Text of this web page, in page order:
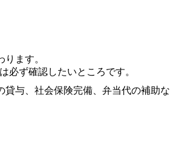
ます。
は必ず確認したいところです。
与、社会保険完備、弁当代の補助な